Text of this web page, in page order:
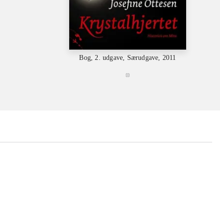
Bog, 2. udgave, Særudgave, 2011